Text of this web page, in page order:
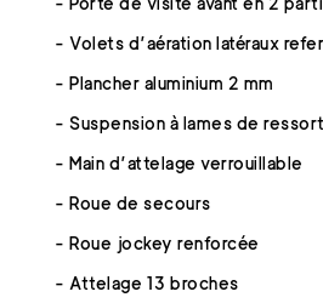
- Volets d’aération latéraux
- Plancher aluminium 2 mm
- Suspension à lames de ressort
- Main d’attelage verrouillable
- Roue de secours
- Roue jockey renforcée
- Attelage 13 broches